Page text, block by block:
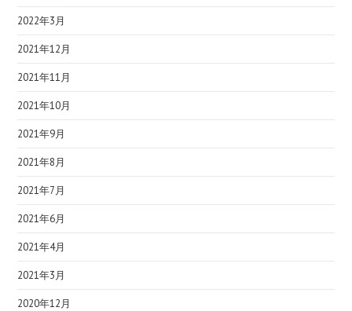
2022年3月
2021年12月
2021年11月
2021年10月
2021年9月
2021年8月
2021年7月
2021年6月
2021年4月
2021年3月
2020年12月